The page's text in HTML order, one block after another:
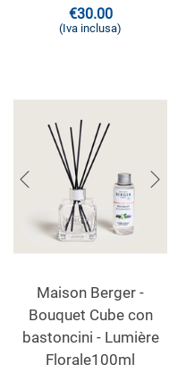
€30.00
(Iva inclusa)
Maison Berger -
Bouquet Cube con
bastoncini - Lumière
Florale100ml